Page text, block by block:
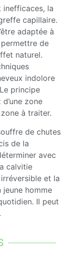
inefficaces, la
capillaire.
adaptée à
de
naturel.
indolore
principe
zone
à traiter.
de chutes
de la
avec
calvitie
et la
homme
Il peut